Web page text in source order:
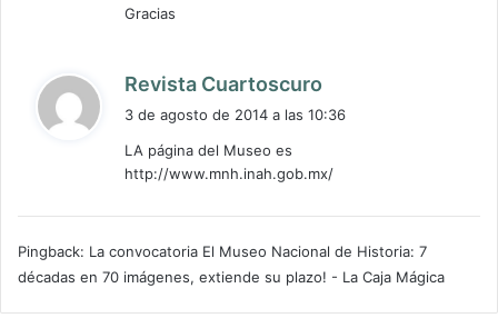
Gracias
Revista Cuartoscuro
:
3 de agosto de 2014 a las 10:36
LA página del Museo es
http://www.mnh.inah.gob.mx/
Pingback: La convocatoria El Museo Nacional de Historia: 7
décadas en 70 imágenes, extiende su plazo! - La Caja Mágica